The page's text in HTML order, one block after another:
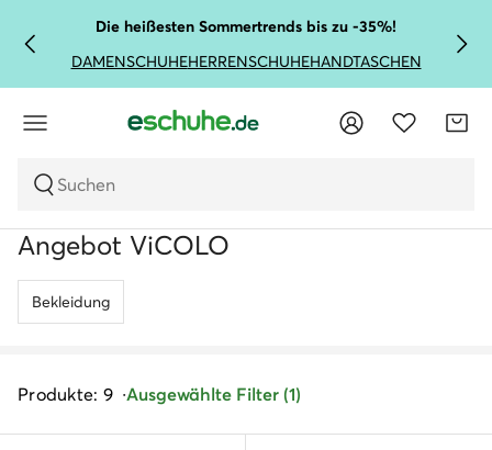
Die heißesten Sommertrends bis zu -35%!
DAMENSCHUHEHERRENSCHUHEHANDTASCHEN
Suchen
Angebot ViCOLO
Bekleidung
Produkte: 9 Ausgewählte Filter (1)